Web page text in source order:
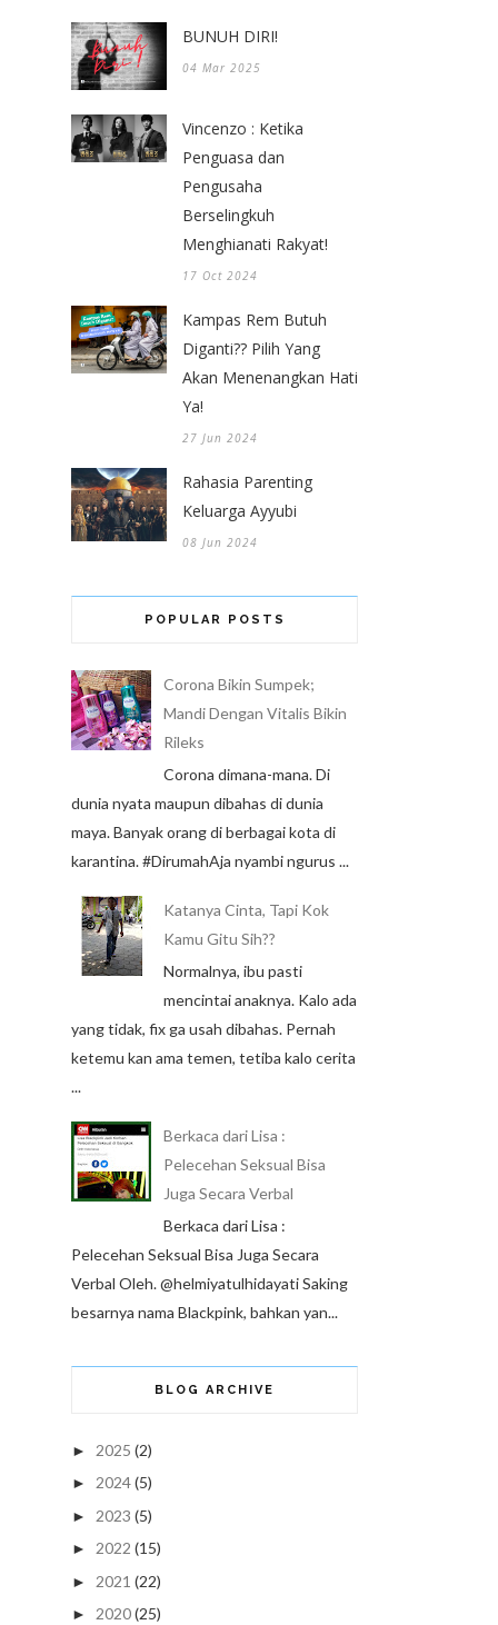
BUNUH DIRI!
04 Mar 2025
Vincenzo : Ketika
Penguasa dan
Pengusaha
Berselingkuh
Menghianati Rakyat!
17 Oct 2024
Kampas Rem Butuh
Diganti?? Pilih Yang
Akan Menenangkan Hati
Ya!
27 Jun 2024
Rahasia Parenting
Keluarga Ayyubi
08 Jun 2024
POPULAR POSTS
Corona Bikin Sumpek;
Mandi Dengan Vitalis Bikin
Rileks
Corona dimana-mana. Di
dunia nyata maupun dibahas di dunia
maya. Banyak orang di berbagai kota di
karantina. #DirumahAja nyambi ngurus ...
Katanya Cinta, Tapi Kok
Kamu Gitu Sih??
Normalnya, ibu pasti
mencintai anaknya. Kalo ada
yang tidak, fix ga usah dibahas. Pernah
ketemu kan ama temen, tetiba kalo cerita
...
Berkaca dari Lisa :
Pelecehan Seksual Bisa
Juga Secara Verbal
Berkaca dari Lisa :
Pelecehan Seksual Bisa Juga Secara
Verbal Oleh. @helmiyatulhidayati Saking
besarnya nama Blackpink, bahkan yan...
BLOG ARCHIVE
► 2025 (2)
► 2024(5)
► 2023 (5)
► 2022 (15)
► 2021 (22)
► 2020(25)